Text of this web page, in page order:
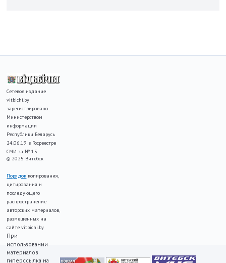
Сетевое издание
vitbichi.by
зарегистрировано
Министерством
информации
Республики Беларусь
24.06.19 в Госреестре
СМИ за № 15.
© 2025 Витебск
Порядок копирования,
цитирования и
последующего
распространение
авторских материалов,
размещенных на
сайте vitbichi.by
При
использовании
материалов
гиперссылка на